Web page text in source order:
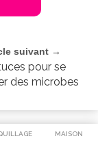
suivant →
pour se
des microbes
MAISON